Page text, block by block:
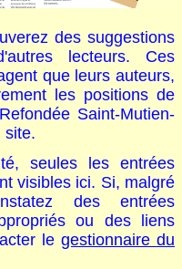
des suggestions
lecteurs. Ces
que leurs auteurs,
les positions de
Saint-Mutien-
site.
seules les entrées
visibles ici. Si, malgré
des entrées
ou des liens
legestionnaire du